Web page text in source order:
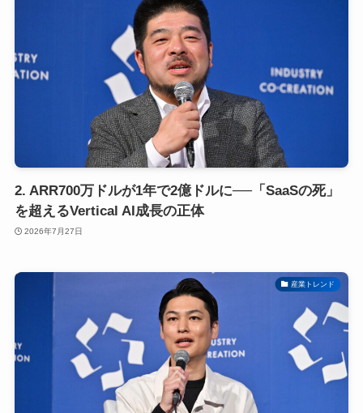
2. ARR700万ドルが1年で2億ドルに──「SaaSの死」
を超えるVertical AI成長の正体
2026年7月27日
産業トレンド